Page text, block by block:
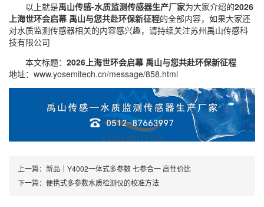
以上就是禹山传感-水质监测传感器生产厂家为大家介绍的2026
上海世环会启幕 禹山与您共赴环保新征程的全部内容，如果大家还
对水质监测传感器相关的内容感兴趣，请持续关注苏州禹山传感科
技有限公司
本文标题： 2026上海世环会启幕 禹山与您共赴环保新征程
地址： www.yosemitech.cn/message/858.html
上一篇： 新品｜Y4002一体式多参数 七参合一 高性价比
下一篇： 便携式多参数水质检测仪的校准方法